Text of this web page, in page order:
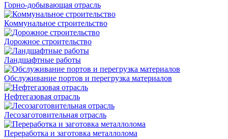
Горно-добывающая отрасль
Коммунальное строительство
Дорожное строительство
Ландшафтные работы
Обслуживание портов и перегрузка материалов
Нефтегазовая отрасль
Лесозаготовительная отрасль
Переработка и заготовка металлолома